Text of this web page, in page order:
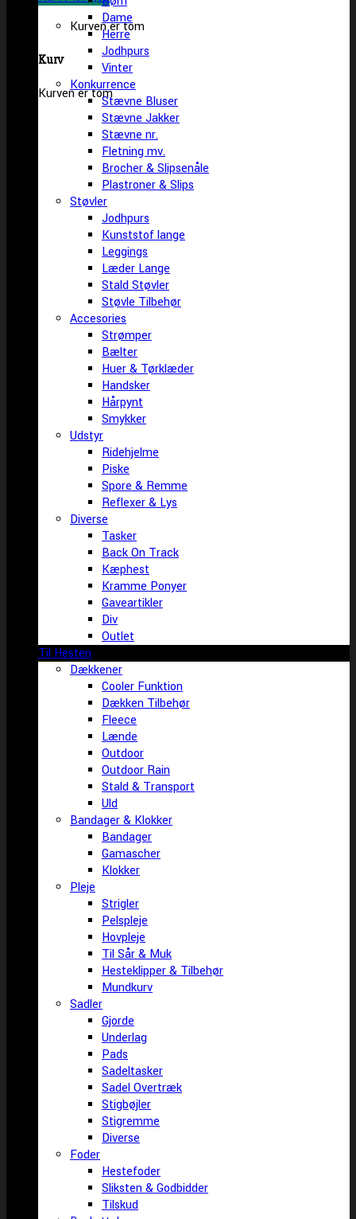
Kurven er tom
Kurv
Kurven er tom
Dame
Herre
Jodhpurs
Vinter
Konkurrence
Stævne Bluser
Stævne Jakker
Stævne nr.
Fletning mv.
Brocher & Slipsenåle
Plastroner & Slips
Støvler
Jodhpurs
Kunststof lange
Leggings
Læder Lange
Stald Støvler
Støvle Tilbehør
Accesories
Strømper
Bælter
Huer & Tørklæder
Handsker
Hårpynt
Smykker
Udstyr
Ridehjelme
Piske
Spore & Remme
Reflexer & Lys
Diverse
Tasker
Back On Track
Kæphest
Kramme Ponyer
Gaveartikler
Div
Outlet
Til Hesten
Dækkener
Cooler Funktion
Dækken Tilbehør
Fleece
Lænde
Outdoor
Outdoor Rain
Stald & Transport
Uld
Bandager & Klokker
Bandager
Gamascher
Klokker
Pleje
Strigler
Pelspleje
Hovpleje
Til Sår & Muk
Hesteklipper & Tilbehør
Mundkurv
Sadler
Gjorde
Underlag
Pads
Sadeltasker
Sadel Overtræk
Stigbøjler
Stigremme
Diverse
Foder
Hestefoder
Sliksten & Godbidder
Tilskud